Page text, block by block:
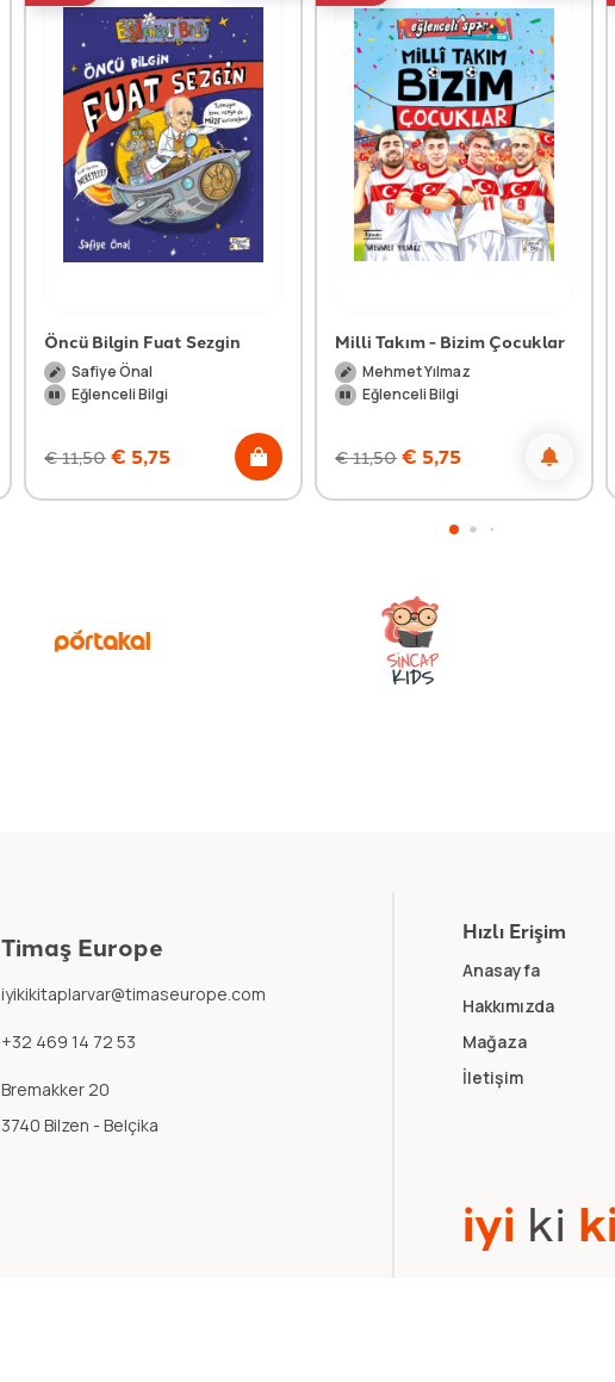
Öncü Bilgin Fuat Sezgin
Safiye Önal
Eğlenceli Bilgi
€11,50 € 5,75
Milli Takım - Bizim Çocuklar
Mehmet Yılmaz
Eğlenceli Bilgi
€11,50 € 5,75
Timaş Europe
iyikikitaplarvar@timaseurope.com
+32 469 14 72 53
Bremakker 20
3740 Bilzen - Belçika
Hızlı Erişim
Anasayfa
Hakkımızda
Mağaza
İletişim
iyi ki ki